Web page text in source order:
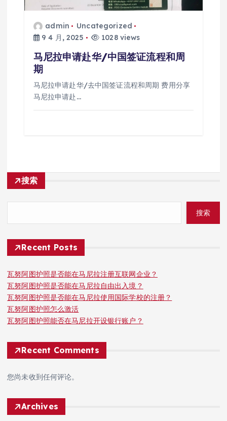
admin
Uncategorized
9 4 月, 2025
1028 views
马尼拉申请赴华/中国签证流程和周
期
马尼拉申请赴华/去中国签证流程和周期 费用分享
马尼拉申请赴…
搜索
搜索
Recent Posts
瓦努阿图护照是否能在马尼拉注册互联网企业？
瓦努阿图护照是否能在马尼拉自由出入境？
瓦努阿图护照是否能在马尼拉使用国际学校的注册？
瓦努阿图护照怎么激活
瓦努阿图护照能否在马尼拉开设银行账户？
Recent Comments
您尚未收到任何评论。
Archives